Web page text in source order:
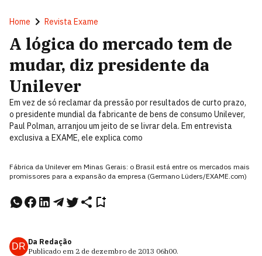
Home Revista Exame
A lógica do mercado tem de
mudar, diz presidente da
Unilever
Em vez de só reclamar da pressão por resultados de curto prazo,
o presidente mundial da fabricante de bens de consumo Unilever,
Paul Polman, arranjou um jeito de se livrar dela. Em entrevista
exclusiva a EXAME, ele explica como
Fábrica da Unilever em Minas Gerais: o Brasil está entre os mercados mais
promissores para a expansão da empresa (Germano Lüders/EXAME.com)
DR Da Redação
Publicado em 2 de dezembro de 2013 06h00.